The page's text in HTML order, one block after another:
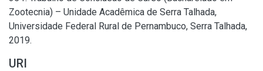
Zootecnia) – Unidade Acadêmica de Serra Talhada,
Universidade Federal Rural de Pernambuco, Serra Talhada,
2019.
URI